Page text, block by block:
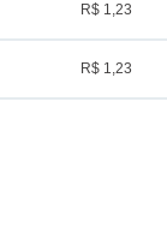
R$ 1,23
R$ 1,23